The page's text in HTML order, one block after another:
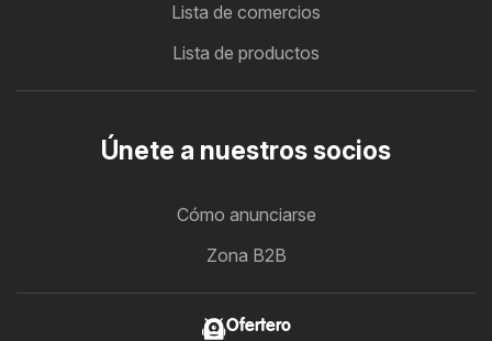
Lista de comercios
Lista de productos
Únete a nuestros socios
Cómo anunciarse
Zona B2B
Ofertero